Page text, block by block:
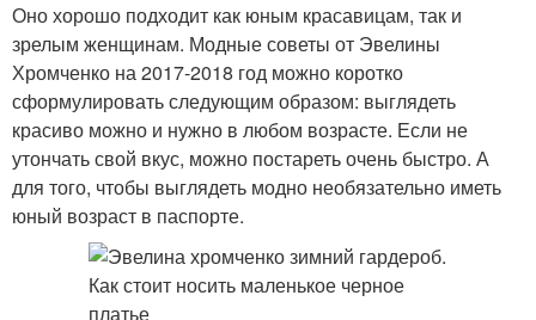
Оно хорошо подходит как юным красавицам, так и
зрелым женщинам. Модные советы от Эвелины
Хромченко на 2017-2018 год можно коротко
сформулировать следующим образом: выглядеть
красиво можно и нужно в любом возрасте. Если не
утончать свой вкус, можно постареть очень быстро. А
для того, чтобы выглядеть модно необязательно иметь
юный возраст в паспорте.